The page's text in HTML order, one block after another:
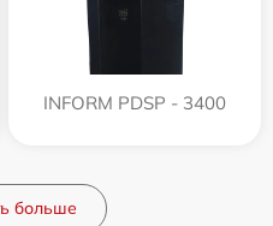
INFORM PDSP - 3400
больше